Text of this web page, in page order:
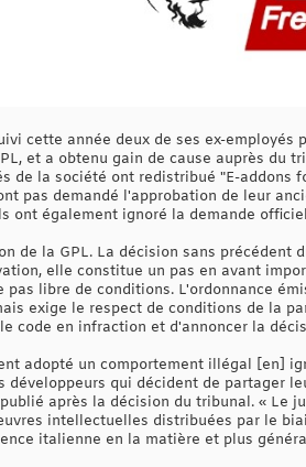
cette année deux de ses ex-
et a obtenu gain de cause auprès du
de la société ont redistribué "E-
pas demandé l'approbation de leur
ont également ignoré la demande
de la GPL. La décision sans
elle constitue un pas en avant
pas libre de conditions. L'ordonnance
exige le respect de conditions de la
code en infraction et d'annoncer la
adopté un comportement illégal [en]
développeurs qui décident de partager
après la décision du tribunal. « Le
intellectuelles distribuées par le
italienne en la matière et plus